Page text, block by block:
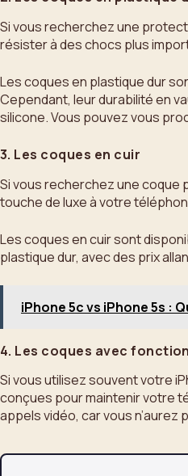
Si vous recherchez une
résister à des chocs plus
Les coques en plastique dur
Cependant, leur durabilité en
silicone. Vous pouvez vous
3. Les coques en cuir
Si vous recherchez une coque
touche de luxe à votre
Les coques en cuir sont
plastique dur, avec des prix
iPhone 5c vs iPhone 5s :
4. Les coques avec
Si vous utilisez souvent votre
conçues pour maintenir votre
appels vidéo, car vous